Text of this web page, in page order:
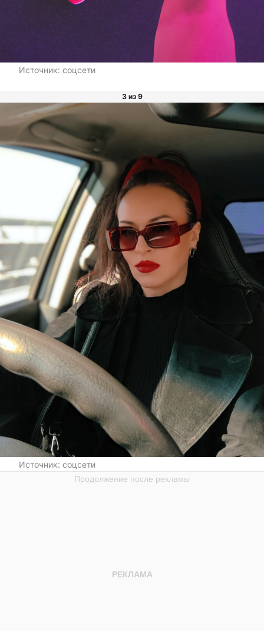
Источник: соцсети
3 из 9
Источник: соцсети